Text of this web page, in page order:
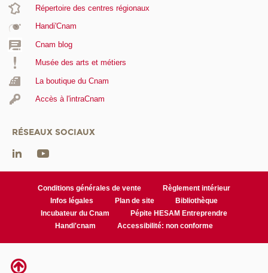
Répertoire des centres régionaux
Handi'Cnam
Cnam blog
Musée des arts et métiers
La boutique du Cnam
Accès à l'intraCnam
RÉSEAUX SOCIAUX
Conditions générales de vente
Règlement intérieur
Infos légales
Plan de site
Bibliothèque
Incubateur du Cnam
Pépite HESAM Entreprendre
Handi'cnam
Accessibilité: non conforme